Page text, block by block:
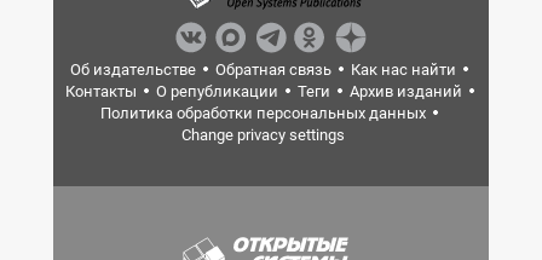
Об издательстве Обратная связь
Как нас найти
Контакты
О републикации Теги
Архив изданий
Политика обработки персональных данных
Change privacy settings